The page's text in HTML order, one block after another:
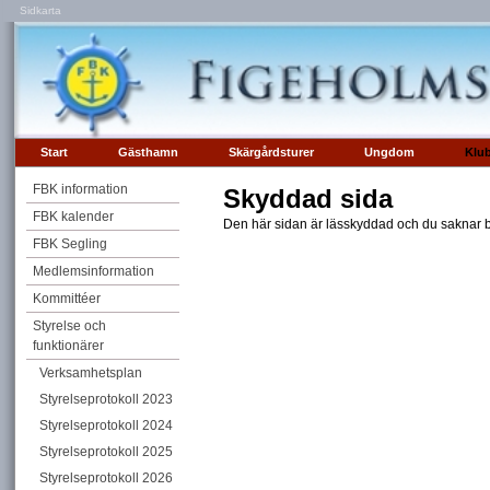
Sidkarta
Start Gästhamn Skärgårdsturer Ungdom
FBK information
FBK kalender
FBK Segling
Medlemsinformation
Kommittéer
Styrelse och
funktionärer
Verksamhetsplan
Styrelseprotokoll 2023
Styrelseprotokoll 2024
Styrelseprotokoll 2025
Styrelseprotokoll 2026
Skyddad sida
Den här sidan är lässkyddad och du saknar